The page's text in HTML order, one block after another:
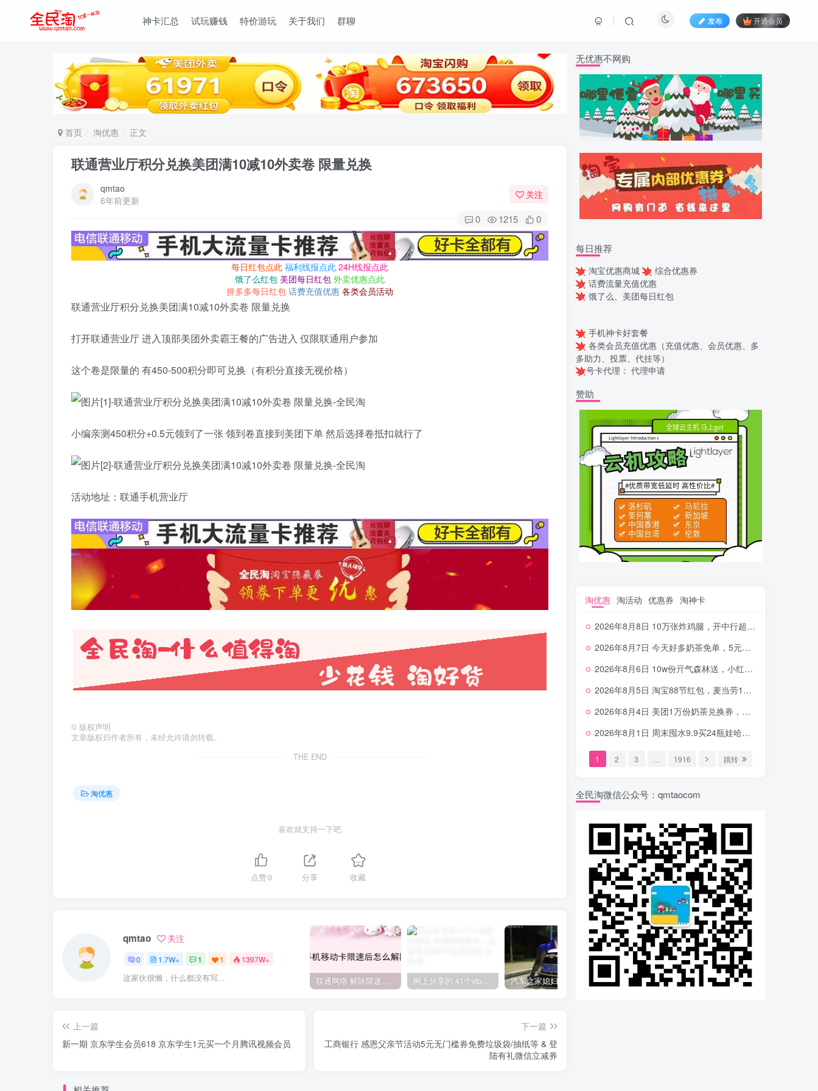
神卡汇总 试玩赚钱 特价游玩 关于我们 群聊 发布 开通会员
首页 淘优惠 正文
联通营业厅积分兑换美团满10减10外卖卷 限量兑换
qmtao
6年前更新
关注
0 1215 0
每日红包点此 福利线报点此 24H线报点此
饿了么红包 美团每日红包 外卖优惠点此
拼多多每日红包 话费充值优惠 各类会员活动
联通营业厅积分兑换美团满10减10外卖卷 限量兑换
打开联通营业厅 进入顶部美团外卖霸王餐的广告进入 仅限联通用户参加
这个卷是限量的 有450-500积分即可兑换（有积分直接无视价格）
小编亲测450积分+0.5元领到了一张 领到卷直接到美团下单 然后选择卷抵扣就行了
活动地址：联通手机营业厅
© 版权声明
文章版权归作者所有，未经允许请勿转载。
THE END
淘优惠
喜欢就支持一下吧
点赞0 分享 收藏
qmtao 关注
0 1.7W+ 1 1 1397W+
这家伙很懒，什么都没有写... 联通网络 解除限速方法参考！畅享、畅玩、老白干等及其它地区自测了 网上分享的 41个vip解析接口 有需要的拿去~ 免费看全网VIP会员视频 优惠寄快递最高便宜一半多！白鸽惠递
上一篇
新一期 京东学生会员618 京东学生1元买一个月腾讯视频会员
下一篇
工商银行 感恩父亲节活动5元无门槛券免费垃圾袋/抽纸等 & 登
陆有礼微信立减券
无优惠不网购
每日推荐
淘宝优惠商城
综合优惠券
话费流量充值优惠
饿了么、美团每日红包
手机神卡好套餐
各类会员充值优惠（充值优惠、会员优惠、多
多助力、投票、代挂等）
号卡代理： 代理申请
赞助
淘优惠 淘活动 优惠券 淘神卡
2026年8月8日 10万张炸鸡腿，开中行超给利，美团奶茶0.01，加油券，千问1.8~18.8体验金等
2026年8月7日 今天好多奶茶免单，5元农行省钱卡，京东抢0.01沪上，邮储5.88元等
2026年8月6日 10w份亓气森林送，小红书12元无门槛，中行电费30-10，0元柠檬水+0撸汉堡等
2026年8月5日 淘宝88节红包，麦当劳150万份柠檬水，三万份瑞幸免单，霸王9万份0.01券等
2026年8月4日 美团1万份奶茶兑换券，农行5E卡，中行支付超给利，美团领18个冰激凌，小米每天领2-6元等等
2026年8月1日 周末囤水9.9买24瓶娃哈哈，建行100元京东券，移动5元话费，麦当劳甜筒，交行立减金等
1 2 3 1916 跳转
全民淘微信公众号：qmtaocom